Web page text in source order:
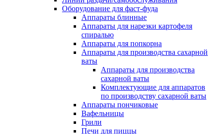
Оборудование для фаст-фуда
Аппараты блинные
Аппараты для нарезки картофеля
спиралью
Аппараты для попкорна
Аппараты для производства сахарной
ваты
Аппараты для производства
сахарной ваты
Комплектующие для аппаратов
по производству сахарной ваты
Аппараты пончиковые
Вафельницы
Грили
Печи для пиццы